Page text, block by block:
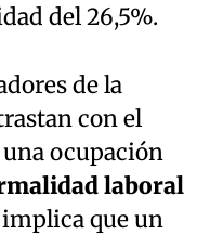
del 26,5%.
de la
con el
ocupación
laboral
implica que un